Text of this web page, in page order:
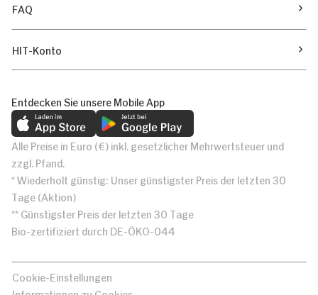
FAQ
HIT-Konto
Entdecken Sie unsere Mobile App
Alle Preise in Euro (€) inkl. gesetzlicher Mehrwertsteuer und
zzgl. Pfand.
* Wiederholt günstig: Unser günstigster Preis der letzten 30
Tage (Aktion)
** Günstigster Preis der letzten 30 Tage
Bio-zertifiziert durch DE-ÖKO-044
Cookie-Einstellungen